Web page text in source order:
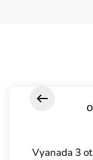
Vyanada 3